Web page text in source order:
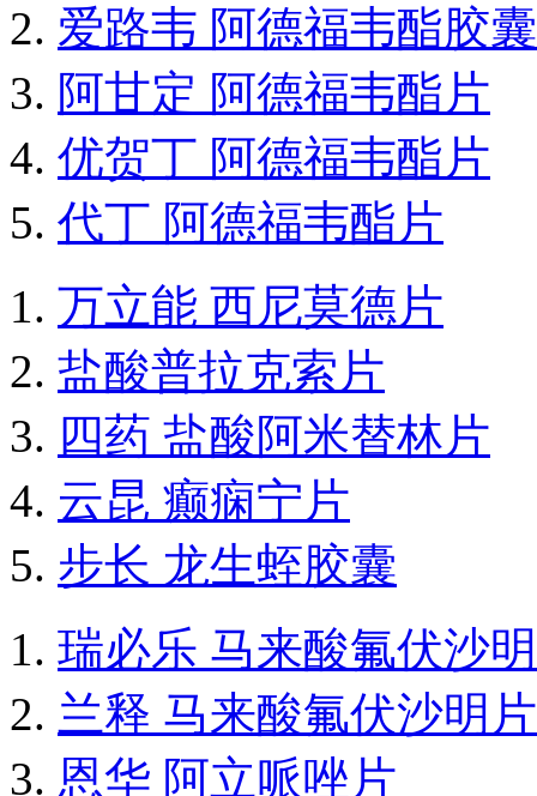
爱路韦 阿德福韦酯胶囊
阿甘定 阿德福韦酯片
优贺丁 阿德福韦酯片
代丁 阿德福韦酯片
万立能 西尼莫德片
盐酸普拉克索片
四药 盐酸阿米替林片
云昆 癫痫宁片
步长 龙生蛭胶囊
瑞必乐 马来酸氟伏沙
兰释 马来酸氟伏沙明片
恩华 阿立哌唑片